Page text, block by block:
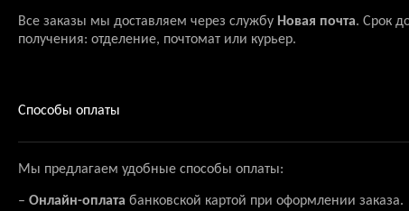
Все заказы мы доставляем через службу Новая почта. Срок
получения: отделение, почтомат или курьер.
Способы оплаты
Мы предлагаем удобные способы оплаты:
– Онлайн-оплата банковской картой при оформлении заказа.